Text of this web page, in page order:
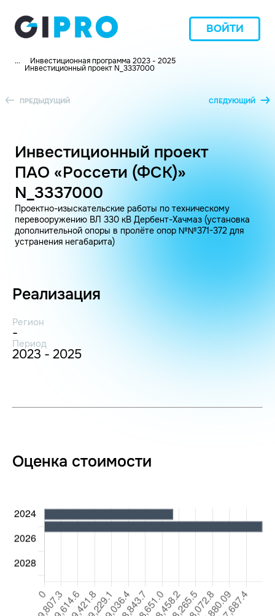
ВОЙТИ
... Инвестиционная программа 2023 - 2025
Инвестиционный проект N_3337000
ПРЕДЫДУЩИЙ СЛЕДУЮЩИЙ
Инвестиционный проект
ПАО «Россети (ФСК)»
N_3337000
Проектно-изыскательские работы по техническому
перевооружению ВЛ 330 кВ Дербент-Хачмаз (установка
дополнительной опоры в пролёте опор №№371-372 для
устранения негабарита)
Реализация
Регион
-
Период
2023 - 2025
Оценка стоимости